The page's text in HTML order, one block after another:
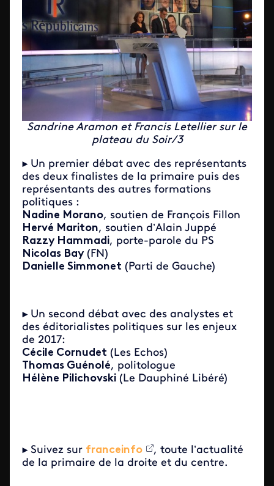
Sandrine Aramon et Francis Letellier sur le
plateau du Soir/3
► Un premier débat avec des représentants
des deux finalistes de la primaire puis des
représentants des autres formations
politiques :
Nadine Morano, soutien de François Fillon
Hervé Mariton, soutien d’Alain Juppé
Razzy Hammadi, porte-parole du PS
Nicolas Bay(FN)
Danielle Simmonet (Parti de Gauche)
► Un second débat avec des analystes et
des éditorialistes politiques sur les enjeux
de 2017:
Cécile Cornudet (Les Echos)
Thomas Guénolé, politologue
Hélène Pilichovski (Le Dauphiné Libéré)
► Suivez sur franceinfo
, toute l’actualité
de la primaire de la droite et du centre.